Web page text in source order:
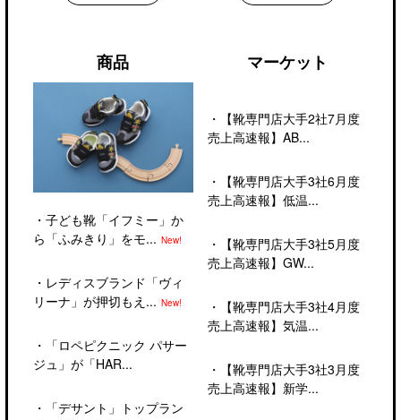
商品
・ 子ども靴「イフミー」か
ら「ふみきり」をモ... New!
・ レディスブランド「ヴィ
リーナ」が押切もえ... New!
・
「ロペピクニック パサー
ジュ」が「HAR...
・
「デサント」トップラン
マーケット
・
【靴専門店大手2社7月度
売上高速報】AB...
・
【靴専門店大手3社6月度
売上高速報】低温...
・
【靴専門店大手3社5月度
売上高速報】GW...
・
【靴専門店大手3社4月度
売上高速報】気温...
・
【靴専門店大手3社3月度
売上高速報】新学...